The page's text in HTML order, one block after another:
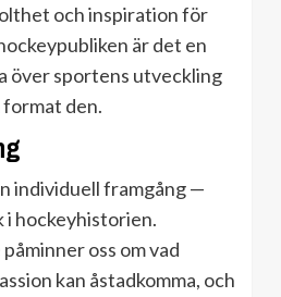
och inspiration för
är det en
över sportens utveckling
format den.
individuell framgång —
i hockeyhistorien.
oss om vad
kan åstadkomma, och